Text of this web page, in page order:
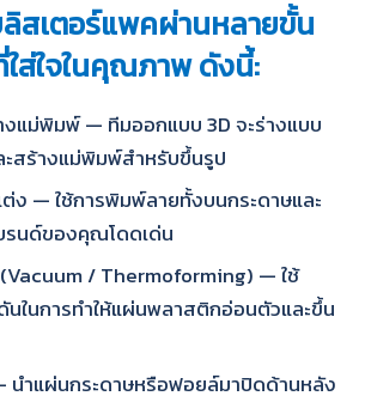
สเตอร์แพคผ่านหลายขั้น
ส่ใจในคุณภาพ ดังนี้:
งแม่พิมพ์ — ทีมออกแบบ 3D จะร่างแบบ
สร้างแม่พิมพ์สำหรับขึ้นรูป
ง — ใช้การพิมพ์ลายทั้งบนกระดาษและ
รนด์ของคุณโดดเด่น
/ Thermoforming) — ใช้
นในการทำให้แผ่นพลาสติกอ่อนตัวและขึ้น
นำแผ่นกระดาษหรือฟอยล์มาปิดด้านหลัง